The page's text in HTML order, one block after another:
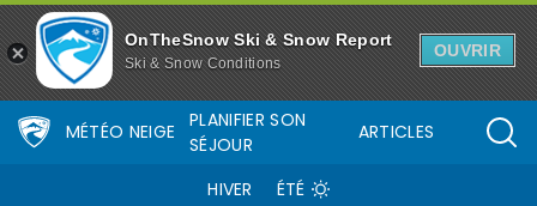
OnTheSnow Ski & Snow Report
Ski & Snow Conditions
OUVRIR
MÉTÉO NEIGE
PLANIFIER SON
SÉJOUR
ARTICLES
HIVER ÉTÉ
Buchensteinwand - Présentation de Buchensteinwand (la station,